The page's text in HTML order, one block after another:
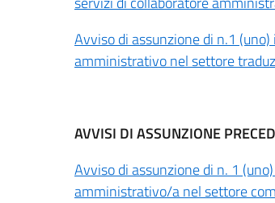
Avviso di assunzione di n.1
amministrativo nel settore
AVVISI DI ASSUNZIONE
Avviso di assunzione di n. 1
amministrativo/a nel settore